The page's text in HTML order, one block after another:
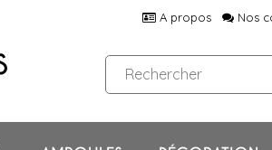
A propos Nos